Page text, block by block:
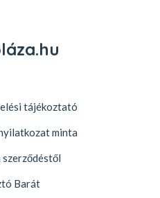
tájékoztató
minta
szerződéstől
Barát